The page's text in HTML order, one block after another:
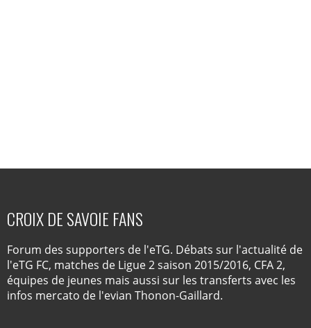
CROIX DE SAVOIE FANS
Forum des supporters de l'eTG. Débats sur l'actualité de
l'eTG FC, matches de Ligue 2 saison 2015/2016, CFA 2,
équipes de jeunes mais aussi sur les transferts avec les
infos mercato de l'evian Thonon-Gaillard.